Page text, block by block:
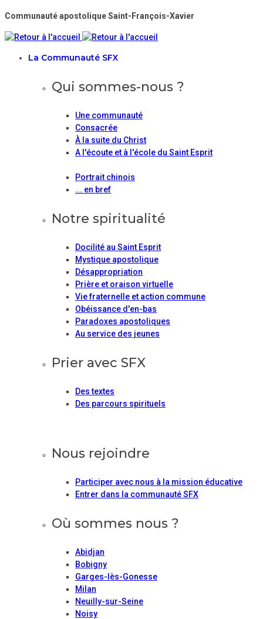
Communauté apostolique Saint-François-Xavier
La Communauté SFX
Qui sommes-nous ?
Une communauté
Consacrée
À la suite du Christ
A l'écoute et à l'école du Saint Esprit
Portrait chinois
... en bref
Notre spiritualité
Docilité au Saint Esprit
Mystique apostolique
Désappropriation
Prière et oraison virtuelle
Vie fraternelle et action commune
Obéissance d'en-bas
Paradoxes apostoliques
Au service des jeunes
Prier avec SFX
Des textes
Des parcours spirituels
Nous rejoindre
Participer avec nous à la mission éducative
Entrer dans la communauté SFX
Où sommes nous ?
Abidjan
Bobigny
Garges-lès-Gonesse
Milan
Neuilly-sur-Seine
Noisy